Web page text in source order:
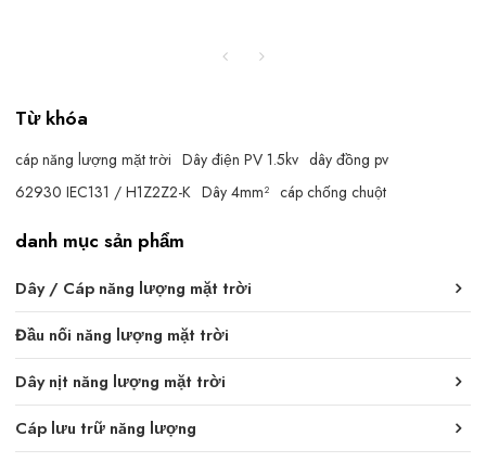
Từ khóa
cáp năng lượng mặt trời Dây điện PV 1.5kv dây đồng pv
62930 IEC131 / H1Z2Z2-K Dây 4mm² cáp chống chuột
danh mục sản phẩm
Dây / Cáp năng lượng mặt trời
Đầu nối năng lượng mặt trời
Dây nịt năng lượng mặt trời
Cáp lưu trữ năng lượng